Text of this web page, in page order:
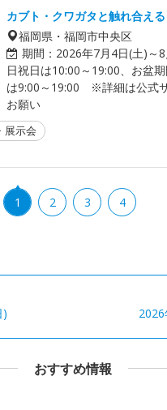
カブト・クワガタと触れ合える
福岡県・福岡市中央区
期間： 2026年7月4日(土)～
日祝日は10:00～19:00、お盆
は9:00～19:00 ※詳細は公式
お願い
展示会
1 2 3 4
)
おすすめ情報